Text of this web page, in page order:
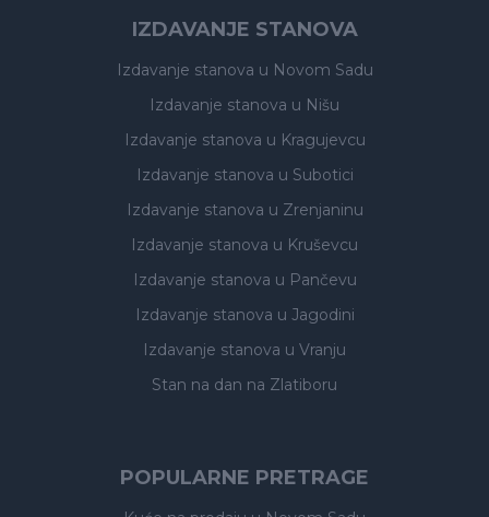
IZDAVANJE STANOVA
Izdavanje stanova u Novom Sadu
Izdavanje stanova u Nišu
Izdavanje stanova u Kragujevcu
Izdavanje stanova u Subotici
Izdavanje stanova u Zrenjaninu
Izdavanje stanova u Kruševcu
Izdavanje stanova u Pančevu
Izdavanje stanova u Jagodini
Izdavanje stanova u Vranju
Stan na dan na Zlatiboru
POPULARNE PRETRAGE